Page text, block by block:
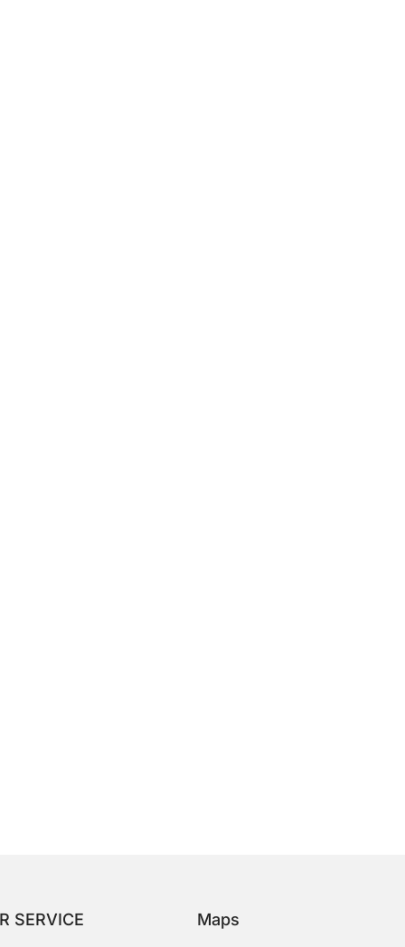
SERVICE Maps